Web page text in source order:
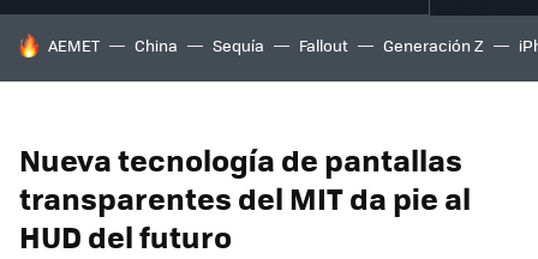
HOY SE HABLA DE
AEMET China Sequía Fallout Generación Z
Nueva tecnología de pantallas
transparentes del MIT da pie al
HUD del futuro